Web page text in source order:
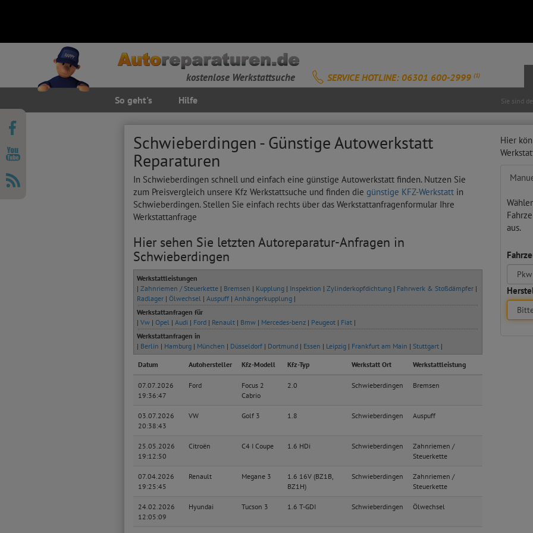
kostenlose Werkstattsuche SERVICE HOTLINE: 06301 600-2999 (1)
So geht's Hilfe Sie sind
Schwieberdingen - Günstige Autowerkstatt
Reparaturen
In Schwieberdingen schnell und einfach eine günstige Autowerkstatt finden. Nutzen Sie
zum Preisvergleich unsere Kfz Werkstattsuche und finden die günstige KFZ-Werkstattin
Schwieberdingen. Stellen Sie einfach rechts über das Werkstattanfragenformular Ihre
Werkstattanfrage
Hier sehen Sie letzten Autoreparatur-Anfragen in
Schwieberdingen
Werkstattleistungen
| Zahnriemen / Steuerkette| Bremsen | Kupplung| Inspektion | Zylinderkopfdichtung| Fahrwerk & Stoßdämpfer|
Radlager| Ölwechsel| Auspuff| Anhängerkupplung|
Werkstattanfragen für
| Vw| Opel| Audi | Ford| Renault| Bmw| Mercedes-benz| Peugeot| Fiat|
Werkstattanfragen in
| Berlin | Hamburg| München | Düsseldorf| Dortmund| Essen | Leipzig| Frankfurt am Main | Stuttgart|
Datum Autohersteller Kfz-Modell Kfz-Typ Werkstatt Ort Werkstattleistung
07.07.2026
19:36:47
Ford
Focus 2
Cabrio
2.0 Schwieberdingen Bremsen
03.07.2026
20:38:43
VW Golf 3 1.8 Schwieberdingen Auspuff
25.05.2026
19:12:50
Citroën C4 I Coupe 1.6 HDi Schwieberdingen
Zahnriemen /
Steuerkette
07.04.2026
19:25:45
Renault Megane 3
1.6 16V (BZ1B,
BZ1H)
Schwieberdingen
Zahnriemen /
Steuerkette
24.02.2026
12:05:09
Hyundai Tucson 3 1.6 T-GDI Schwieberdingen Ölwechsel
Hier
aus.